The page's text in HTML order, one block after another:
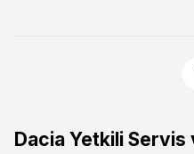
Dacia Yetkili